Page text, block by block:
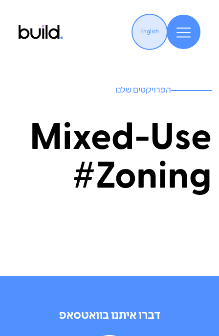
English
הפרויקטים שלנו
Mixed-Use
Zoning#
דברו איתנו בוואטסאפ